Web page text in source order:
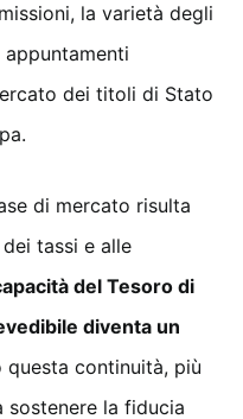
la varietà degli
dei titoli di Stato
di mercato risulta
tassi e alle
del Tesoro di
diventa un
questa continuità, più
la fiducia